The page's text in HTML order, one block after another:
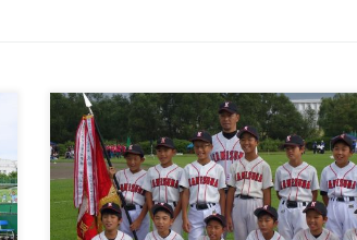
戸田橋グラウンド５面 vs久我山イーグルス